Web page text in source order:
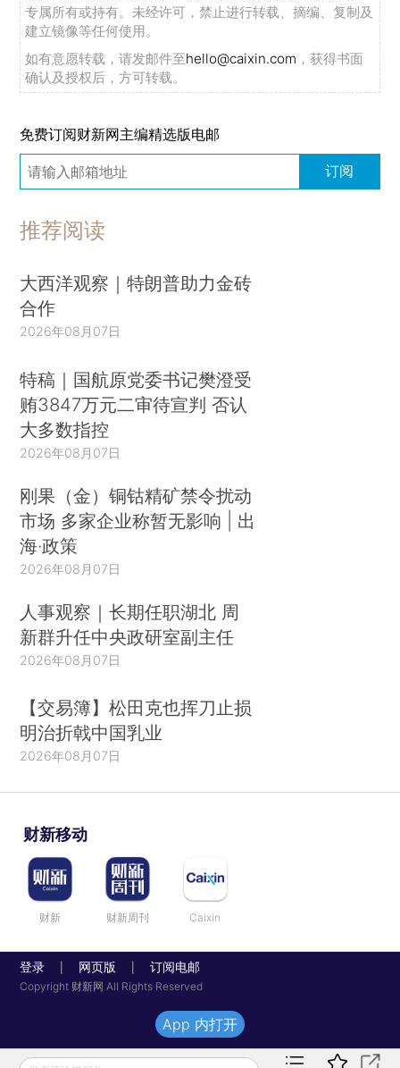
专属所有或持有。未经许可，禁止进行转载、摘编、复制及
建立镜像等任何使用。
如有意愿转载，请发邮件至hello@caixin.com ，获得书面
确认及授权后，方可转载。
免费订阅财新网主编精选版电邮
订阅
推荐阅读
大西洋观察｜特朗普助力金砖
合作
2026年08月07日
特稿｜国航原党委书记樊澄受
贿3847万元二审待宣判 否认
大多数指控
2026年08月07日
刚果（金）铜钴精矿禁令扰动
市场 多家企业称暂无影响 | 出
海·政策
2026年08月07日
人事观察｜长期任职湖北 周
新群升任中央政研室副主任
2026年08月07日
【交易簿】松田克也挥刀止损
明治折戟中国乳业
2026年08月07日
财新移动
财新 财新周刊 Caixin
登录 网页版 订阅电邮
Copyright 财新网 All Rights Reserved
App 内打开